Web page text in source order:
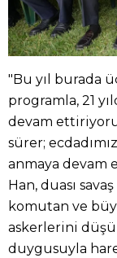
"Bu yıl burada
programla, 21
devam
sürer;
anmaya devam
Han, duası
komutan ve
askerlerini
duygusuyla